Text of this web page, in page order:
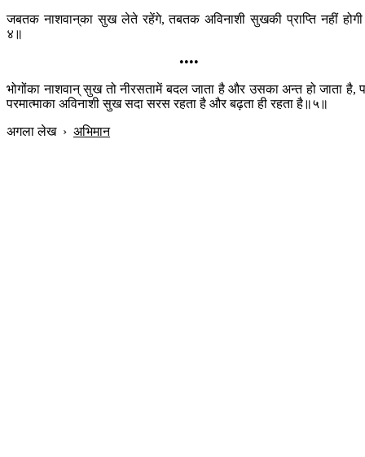
जबतक नाशवान‍्का सुख लेते रहेंगे, तबतक अविनाशी सुखकी प्राप्ति नहीं
४॥
••••
भोगोंका नाशवान‍् सुख तो नीरसतामें बदल जाता है और उसका अन्त हो जाता है,
परमात्माका अविनाशी सुख सदा सरस रहता है और बढ़ता ही रहता है॥५॥
अगला लेख› अभिमान